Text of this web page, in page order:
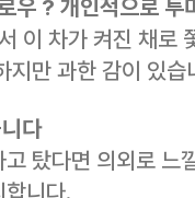
우 ? 개인적으로 투
이 차가 켜진 채로
지만 과한 감이 있습
다
고 탔다면 의외로
합니다.